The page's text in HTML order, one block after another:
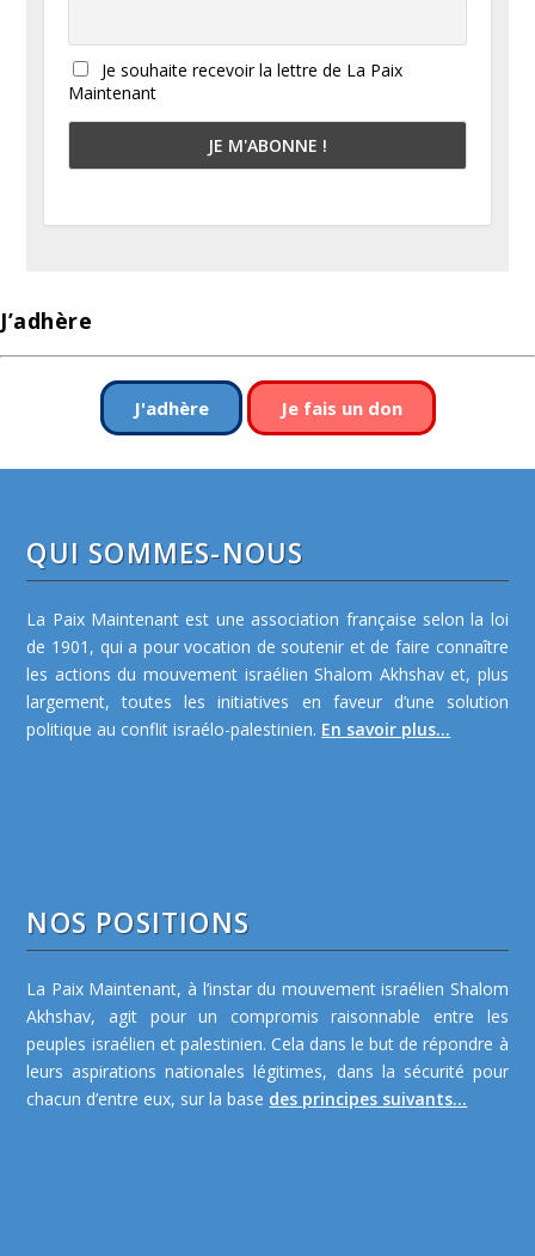
Je souhaite recevoir la lettre de La Paix
Maintenant
J’adhère
J'adhère Je fais un don
QUI SOMMES-NOUS
La Paix Maintenant est une association française selon la loi
de 1901, qui a pour vocation de soutenir et de faire connaître
les actions du mouvement israélien Shalom Akhshav et, plus
largement, toutes les initiatives en faveur d’une solution
politique au conflit israélo-palestinien. En savoir plus...
NOS POSITIONS
La Paix Maintenant, à l’instar du mouvement israélien Shalom
Akhshav, agit pour un compromis raisonnable entre les
peuples israélien et palestinien. Cela dans le but de répondre à
leurs aspirations nationales légitimes, dans la sécurité pour
chacun d’entre eux, sur la base des principes suivants...